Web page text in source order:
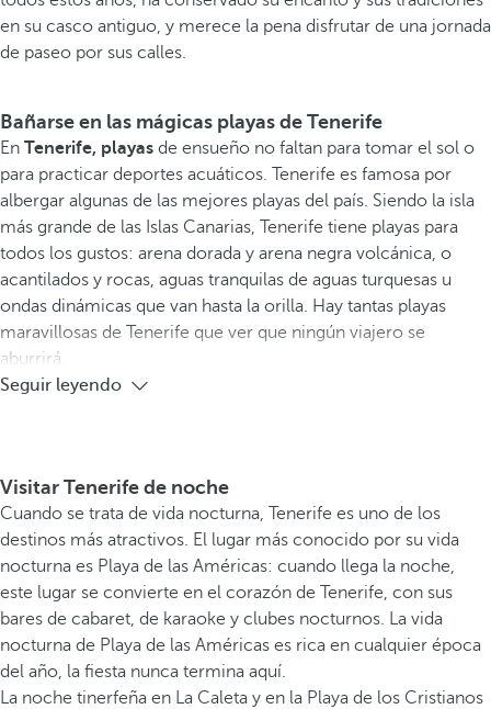
en su casco antiguo, y merece la pena disfrutar de una jornada
de paseo por sus calles.
Bañarse en las mágicas playas de Tenerife
En Tenerife, playas de ensueño no faltan para tomar el sol o
para practicar deportes acuáticos. Tenerife es famosa por
albergar algunas de las mejores playas del país. Siendo la isla
más grande de las Islas Canarias, Tenerife tiene playas para
todos los gustos: arena dorada y arena negra volcánica, o
acantilados y rocas, aguas tranquilas de aguas turquesas u
ondas dinámicas que van hasta la orilla. Hay tantas playas
maravillosas de Tenerife que ver que ningún viajero se
aburrirá.
Seguir leyendo
Visitar Tenerife de noche
Cuando se trata de vida nocturna, Tenerife es uno de los
destinos más atractivos. El lugar más conocido por su vida
nocturna es Playa de las Américas: cuando llega la noche,
este lugar se convierte en el corazón de Tenerife, con sus
bares de cabaret, de karaoke y clubes nocturnos. La vida
nocturna de Playa de las Américas es rica en cualquier época
del año, la fiesta nunca termina aquí.
La noche tinerfeña en La Caleta y en la Playa de los Cristianos